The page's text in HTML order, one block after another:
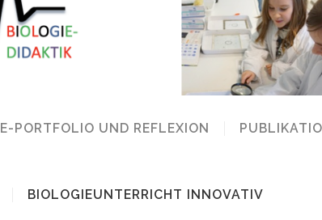
E-PORTFOLIO UND REFLEXION
BIOLOGIEUNTERRICHT INNOVATIV